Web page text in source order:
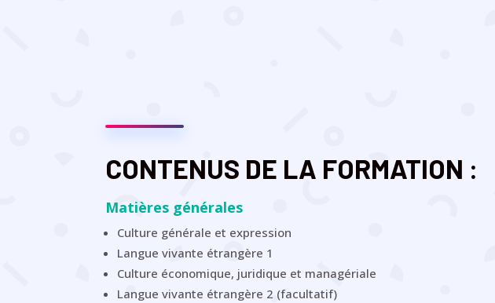
CONTENUS DE LA FORMATION :
Matières générales
Culture générale et expression
Langue vivante étrangère 1
Culture économique, juridique et managériale
Langue vivante étrangère 2 (facultatif)